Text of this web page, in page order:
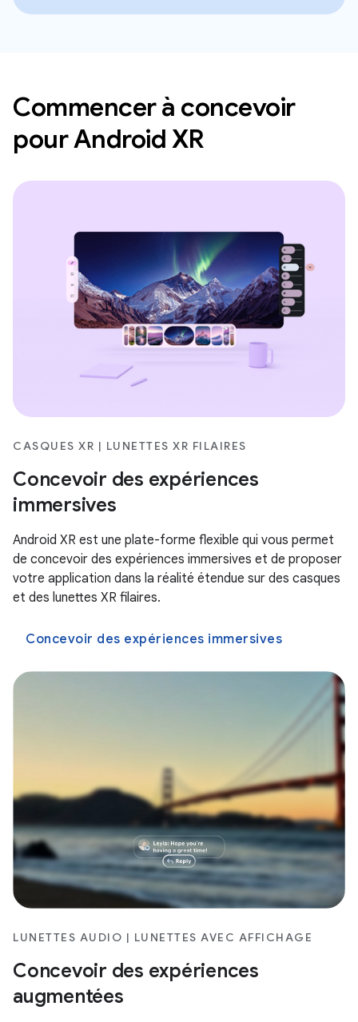
Commencer à concevoir
pour Android XR
CASQUES XR | LUNETTES XR FILAIRES
Concevoir des expériences
immersives
Android XR est une plate-forme flexible qui vous permet
de concevoir des expériences immersives et de proposer
votre application dans la réalité étendue sur des casques
et des lunettes XR filaires.
Concevoir des expériences immersives
LUNETTES AUDIO | LUNETTES AVEC AFFICHAGE
Concevoir des expériences
augmentées